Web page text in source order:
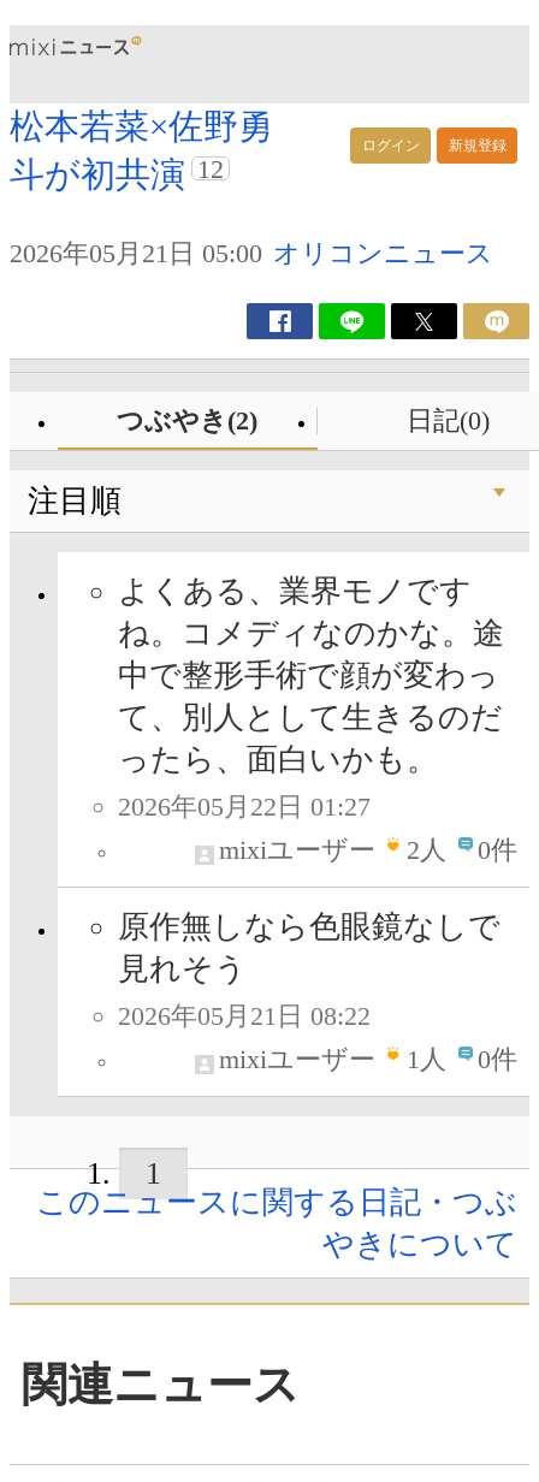
ログイン 新規登録
松本若菜×佐野勇
斗が初共演 12
2026年05月21日 05:00 オリコンニュース
つぶやき(2) 日記(0)
注目順
よくある、業界モノです
ね。コメディなのかな。途
中で整形手術で顔が変わっ
て、別人として生きるのだ
ったら、面白いかも。
2026年05月22日 01:27
mixiユーザー
2人 0件
原作無しなら色眼鏡なしで
見れそう
2026年05月21日 08:22
mixiユーザー
1人 0件
1
このニュースに関する日記・つぶ
やきについて
関連ニュース